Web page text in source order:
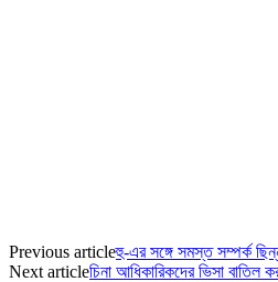
Previous articleহু-এর সঙ্গে সমস্ত সম্পর্ক
Next articleচিনা আধিকারিকদের ভিসা বাতিল